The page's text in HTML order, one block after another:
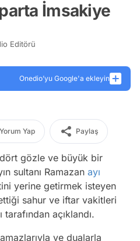
İmsakiye
Editörü
Onedio’yu Google'a ekleyin
Yorum Yap Paylaş
gözle ve büyük bir
sultanı Ramazan ayı
yerine getirmek isteyen
sahur ve iftar vakitleri
açıklandı.
ve dualarla